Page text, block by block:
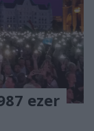
ezer